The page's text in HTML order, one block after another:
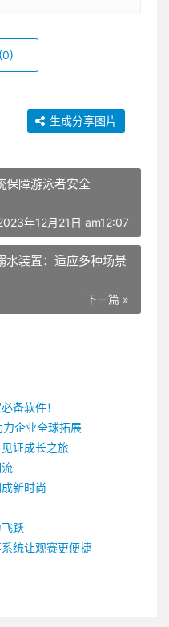
(0)
生成分享图片
保障游泳者安全
年12月21日 am12:07
水装置：适应多种场景
下一篇 »
备软件！
企业全球拓展
证成长之旅
新时尚
跃
统让观赛更便捷